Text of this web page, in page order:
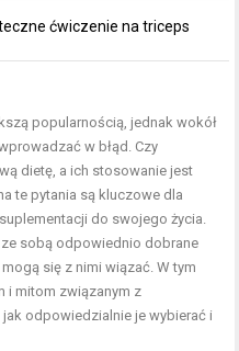
ćwiczenie na triceps
popularnością, jednak wokół
w błąd. Czy
dietę, a ich stosowanie jest
te pytania są kluczowe dla
do swojego życia.
sobą odpowiednio dobrane
się z nimi wiązać. W tym
i mitom związanym z
odpowiedzialnie je wybierać i